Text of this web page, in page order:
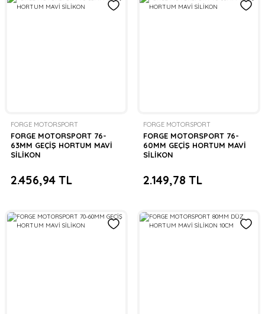
FORGE MOTORSPORT
FORGE MOTORSPORT 76-
63MM GEÇİŞ HORTUM MAVİ
SİLİKON
2.456,94 TL
FORGE MOTORSPORT
FORGE MOTORSPORT 76-
60MM GEÇİŞ HORTUM MAVİ
SİLİKON
2.149,78 TL